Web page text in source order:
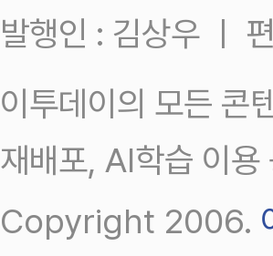
발행인 : 김상우 ㅣ
이투데이의 모든 콘
재배포, AI학습 이용
Copyright 2006.